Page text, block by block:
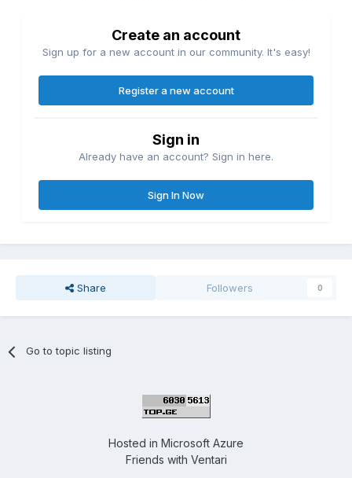
Create an account
Sign up for a new account in our community. It's easy!
Register a new account
Sign in
Already have an account? Sign in here.
Sign In Now
Share Followers 0
Go to topic listing
Hosted in Microsoft Azure
Friends with Ventari